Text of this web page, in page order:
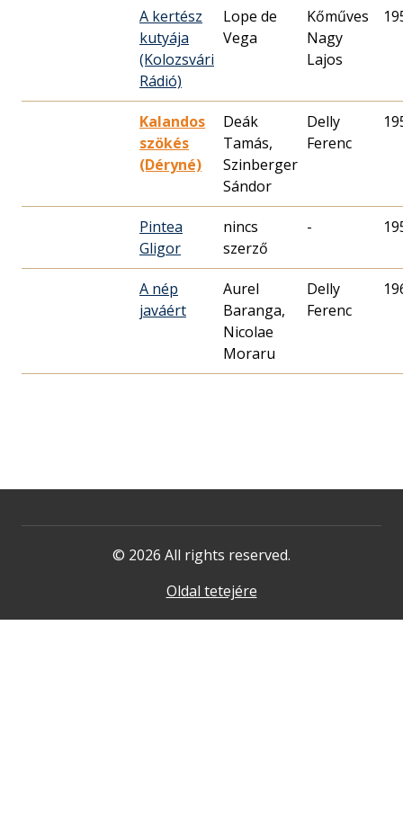
A kertész
kutyája
(Kolozsvári
Rádió)
Lope de
Vega
Kőműves
Nagy
Lajos
Kalandos
szökés
(Déryné)
Deák
Tamás,
Szinberger
Sándor
Delly
Ferenc
Pintea
Gligor
nincs
szerző
-
A nép
javáért
Aurel
Baranga,
Nicolae
Moraru
Delly
Ferenc
© 2026 All rights reserved.
Oldal tetejére